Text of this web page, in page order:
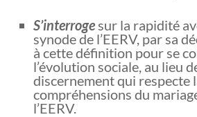
S’interrogesur la rapidité
synode de l’EERV, par sa
à cette définition pour se
l’évolution sociale, au lieu
discernement qui respecte
compréhensions du
l’EERV.